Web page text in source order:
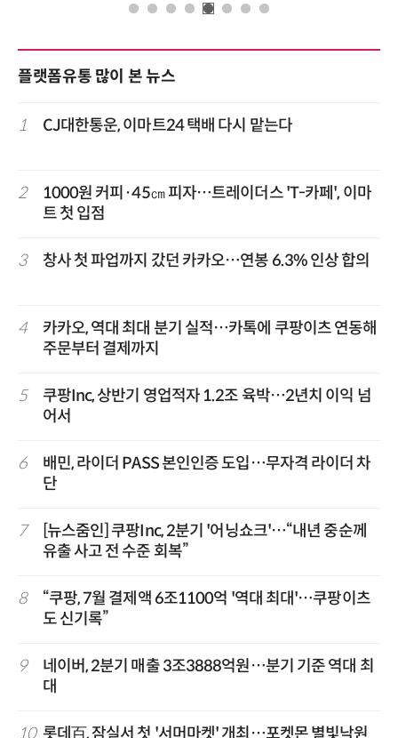
플랫폼유통 많이 본 뉴스
1 CJ대한통운, 이마트24 택배 다시 맡는다
2
1000원 커피·45㎝ 피자…트레이더스 'T-카페', 이마
트 첫 입점
3 창사 첫 파업까지 갔던 카카오…연봉 6.3% 인상 합의
4
카카오, 역대 최대 분기 실적…카톡에 쿠팡이츠 연동해
주문부터 결제까지
5
쿠팡Inc, 상반기 영업적자 1.2조 육박…2년치 이익 넘
어서
6
배민, 라이더 PASS 본인인증 도입…무자격 라이더 차
단
7
[뉴스줌인] 쿠팡Inc, 2분기 '어닝쇼크'…“내년 중순께
유출 사고 전 수준 회복”
8
“쿠팡, 7월 결제액 6조1100억 '역대 최대'…쿠팡이츠
도 신기록”
9
네이버, 2분기 매출 3조3888억원…분기 기준 역대 최
대
10 롯데百, 잠실서 첫 '서머마켓' 개최…포켓몬 별빛낙원